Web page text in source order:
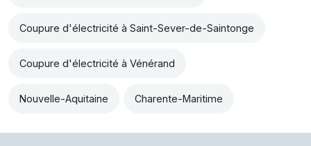
Coupure d'électricité à Saint-Sever-de-Saintonge
Coupure d'électricité à Vénérand
Nouvelle-Aquitaine Charente-Maritime